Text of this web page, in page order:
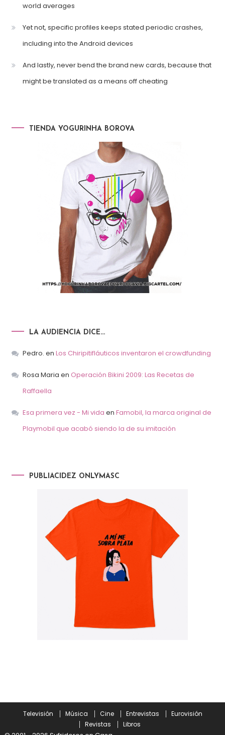
world averages
Yet not, specific profiles keeps stated periodic crashes,
including into the Android devices
And lastly, never bend the brand new cards, because that
might be translated as a means off cheating
TIENDA YOGURINHA BOROVA
LA AUDIENCIA DICE…
Pedro. en Los Chiripitifláuticos inventaron el crowdfunding
Rosa Maria en Operación Bikini 2009: Las Recetas de
Raffaella
Esa primera vez - Mi vida en Famobil, la marca original de
Playmobil que acabó siendo la de su imitación
PUBLIACIDEZ ONLYMASC
Televisión Música Cine Entrevistas
Eurovisión
Revistas
Libros